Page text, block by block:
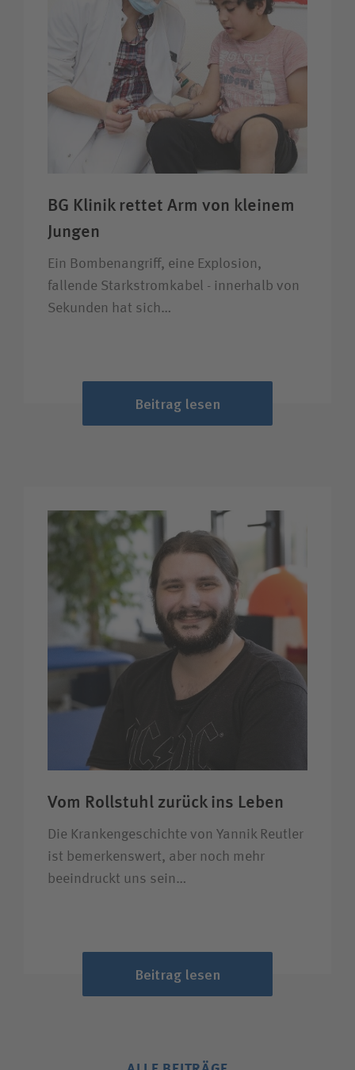
BG Klinik rettet Arm von kleinem
Jungen
Ein Bombenangriff, eine Explosion,
fallende Starkstromkabel - innerhalb von
Sekunden hat sich…
Beitrag lesen
Vom Rollstuhl zurück ins Leben
Die Krankengeschichte von Yannik Reutler
ist bemerkenswert, aber noch mehr
beeindruckt uns sein…
Beitrag lesen